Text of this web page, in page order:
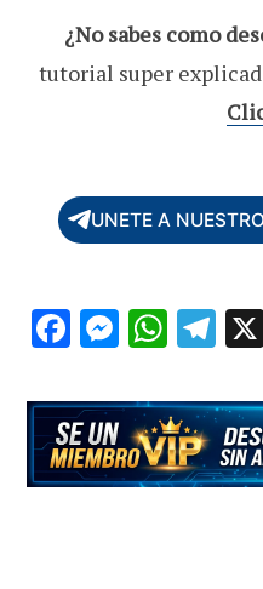
¿No sabes como
tutorial super
UNETE A
F
e
b
o
M
se
n
g
W
at
s
A
T
e
gr
a